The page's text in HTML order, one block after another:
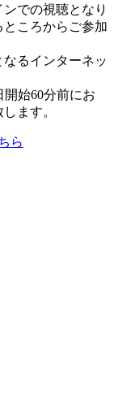
での視聴となり
ころからご参加
なるインターネッ
始60分前にお
ます。
ら